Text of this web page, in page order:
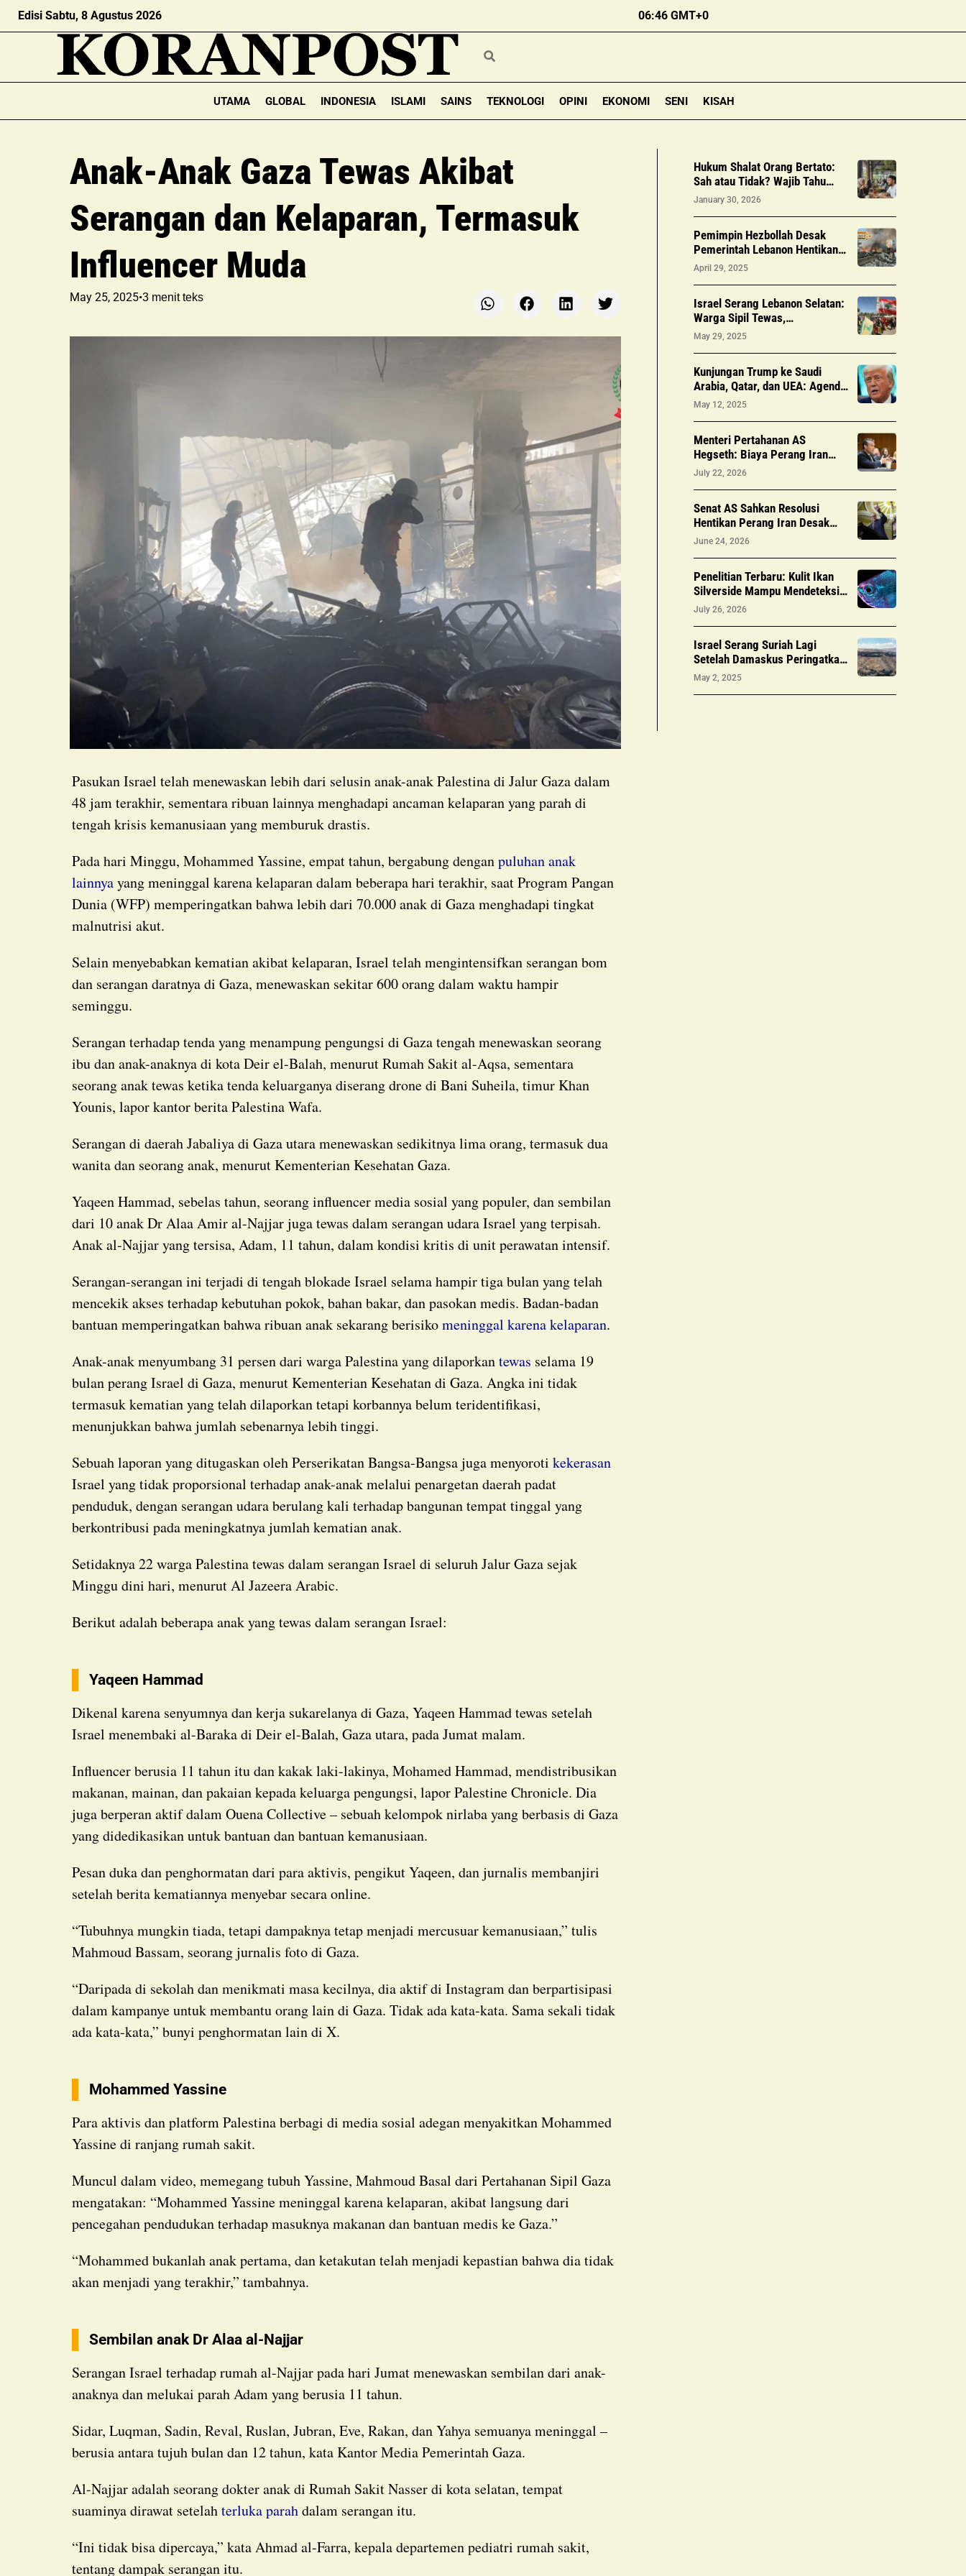
Edisi Sabtu, 8 Agustus 2026 06:46 GMT+0
UTAMA GLOBAL INDONESIA ISLAMI SAINS TEKNOLOGI OPINI EKONOMI SENI KISAH
Anak-Anak Gaza Tewas Akibat
Serangan dan Kelaparan, Termasuk
Influencer Muda
May 25, 2025•3 menit teks
Pasukan Israel telah menewaskan lebih dari selusin anak-anak Palestina di Jalur Gaza dalam
48 jam terakhir, sementara ribuan lainnya menghadapi ancaman kelaparan yang parah di
tengah krisis kemanusiaan yang memburuk drastis.
Pada hari Minggu, Mohammed Yassine, empat tahun, bergabung denganpuluhan anak
lainnyayang meninggal karena kelaparan dalam beberapa hari terakhir, saat Program Pangan
Dunia (WFP) memperingatkan bahwa lebih dari 70.000 anak di Gaza menghadapi tingkat
malnutrisi akut.
Selain menyebabkan kematian akibat kelaparan, Israel telah mengintensifkan serangan bom
dan serangan daratnya di Gaza, menewaskan sekitar 600 orang dalam waktu hampir
seminggu.
Serangan terhadap tenda yang menampung pengungsi di Gaza tengah menewaskan seorang
ibu dan anak-anaknya di kota Deir el-Balah, menurut Rumah Sakit al-Aqsa, sementara
seorang anak tewas ketika tenda keluarganya diserang drone di Bani Suheila, timur Khan
Younis, lapor kantor berita Palestina Wafa.
Serangan di daerah Jabaliya di Gaza utara menewaskan sedikitnya lima orang, termasuk dua
wanita dan seorang anak, menurut Kementerian Kesehatan Gaza.
Yaqeen Hammad, sebelas tahun, seorang influencer media sosial yang populer, dan sembilan
dari 10 anak Dr Alaa Amir al-Najjar juga tewas dalam serangan udara Israel yang terpisah.
Anak al-Najjar yang tersisa, Adam, 11 tahun, dalam kondisi kritis di unit perawatan intensif.
Serangan-serangan ini terjadi di tengah blokade Israel selama hampir tiga bulan yang telah
mencekik akses terhadap kebutuhan pokok, bahan bakar, dan pasokan medis. Badan-badan
bantuan memperingatkan bahwa ribuan anak sekarang berisikomeninggal karena kelaparan.
Anak-anak menyumbang 31 persen dari warga Palestina yang dilaporkantewas selama 19
bulan perang Israel di Gaza, menurut Kementerian Kesehatan di Gaza. Angka ini tidak
termasuk kematian yang telah dilaporkan tetapi korbannya belum teridentifikasi,
menunjukkan bahwa jumlah sebenarnya lebih tinggi.
Sebuah laporan yang ditugaskan oleh Perserikatan Bangsa-Bangsa juga menyorotikekerasan
Israel yang tidak proporsional terhadap anak-anak melalui penargetan daerah padat
penduduk, dengan serangan udara berulang kali terhadap bangunan tempat tinggal yang
berkontribusi pada meningkatnya jumlah kematian anak.
Setidaknya 22 warga Palestina tewas dalam serangan Israel di seluruh Jalur Gaza sejak
Minggu dini hari, menurut Al Jazeera Arabic.
Berikut adalah beberapa anak yang tewas dalam serangan Israel:
Yaqeen Hammad
Dikenal karena senyumnya dan kerja sukarelanya di Gaza, Yaqeen Hammad tewas setelah
Israel menembaki al-Baraka di Deir el-Balah, Gaza utara, pada Jumat malam.
Influencer berusia 11 tahun itu dan kakak laki-lakinya, Mohamed Hammad, mendistribusikan
makanan, mainan, dan pakaian kepada keluarga pengungsi, lapor Palestine Chronicle. Dia
juga berperan aktif dalam Ouena Collective – sebuah kelompok nirlaba yang berbasis di Gaza
yang didedikasikan untuk bantuan dan bantuan kemanusiaan.
Pesan duka dan penghormatan dari para aktivis, pengikut Yaqeen, dan jurnalis membanjiri
setelah berita kematiannya menyebar secara online.
“Tubuhnya mungkin tiada, tetapi dampaknya tetap menjadi mercusuar kemanusiaan,” tulis
Mahmoud Bassam, seorang jurnalis foto di Gaza.
“Daripada di sekolah dan menikmati masa kecilnya, dia aktif di Instagram dan berpartisipasi
dalam kampanye untuk membantu orang lain di Gaza. Tidak ada kata-kata. Sama sekali tidak
ada kata-kata,” bunyi penghormatan lain di X.
Mohammed Yassine
Para aktivis dan platform Palestina berbagi di media sosial adegan menyakitkan Mohammed
Yassine di ranjang rumah sakit.
Muncul dalam video, memegang tubuh Yassine, Mahmoud Basal dari Pertahanan Sipil Gaza
mengatakan: “Mohammed Yassine meninggal karena kelaparan, akibat langsung dari
pencegahan pendudukan terhadap masuknya makanan dan bantuan medis ke Gaza.”
“Mohammed bukanlah anak pertama, dan ketakutan telah menjadi kepastian bahwa dia tidak
akan menjadi yang terakhir,” tambahnya.
Sembilan anak Dr Alaa al-Najjar
Serangan Israel terhadap rumah al-Najjar pada hari Jumat menewaskan sembilan dari anak-
anaknya dan melukai parah Adam yang berusia 11 tahun.
Sidar, Luqman, Sadin, Reval, Ruslan, Jubran, Eve, Rakan, dan Yahya semuanya meninggal –
berusia antara tujuh bulan dan 12 tahun, kata Kantor Media Pemerintah Gaza.
Al-Najjar adalah seorang dokter anak di Rumah Sakit Nasser di kota selatan, tempat
suaminya dirawat setelahterluka parahdalam serangan itu.
“Ini tidak bisa dipercaya,” kata Ahmad al-Farra, kepala departemen pediatri rumah sakit,
tentang dampak serangan itu.
Hukum Shalat Orang Bertato:
Sah atau Tidak? Wajib Tahu
Menurut Islam!
January 30, 2026
Pemimpin Hezbollah Desak
Pemerintah Lebanon Hentikan
Serangan Israel
April 29, 2025
Israel Serang Lebanon Selatan:
Warga Sipil Tewas,
Pelanggaran Gencatan Senjata
May 29, 2025
Kunjungan Trump ke Saudi
Arabia, Qatar, dan UEA: Agenda
dan Dampaknya
May 12, 2025
Menteri Pertahanan AS
Hegseth: Biaya Perang Iran
Tembus 37,5 Miliar Dolar,
July 22, 2026
Senat AS Sahkan Resolusi
Hentikan Perang Iran Desak
Trump Tarik Pasukan Tanpa
June 24, 2026
Penelitian Terbaru: Kulit Ikan
Silverside Mampu Mendeteksi
Cahaya, Bukan Sekadar
July 26, 2026
Israel Serang Suriah Lagi
Setelah Damaskus Peringatkan
Eskalasi
May 2, 2025